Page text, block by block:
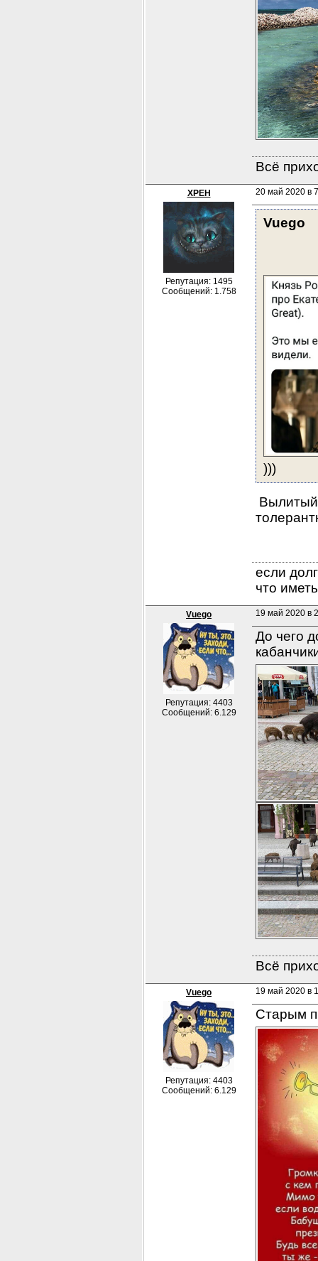
Всё
XPEH
Репутация: 1495
Сообщений: 1.758
20 май 2020 в
Vuego
)))
если
что
Vuego
Репутация: 4403
Сообщений: 6.129
19 май 2020 в
До чего
Всё
Vuego
Репутация: 4403
Сообщений: 6.129
19 май 2020 в
Старым